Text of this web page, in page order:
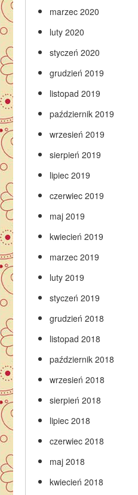
marzec 2020
luty 2020
styczeń 2020
grudzień 2019
listopad 2019
październik 2019
wrzesień 2019
sierpień 2019
lipiec 2019
czerwiec 2019
maj 2019
kwiecień 2019
marzec 2019
luty 2019
styczeń 2019
grudzień 2018
listopad 2018
październik 2018
wrzesień 2018
sierpień 2018
lipiec 2018
czerwiec 2018
maj 2018
kwiecień 2018